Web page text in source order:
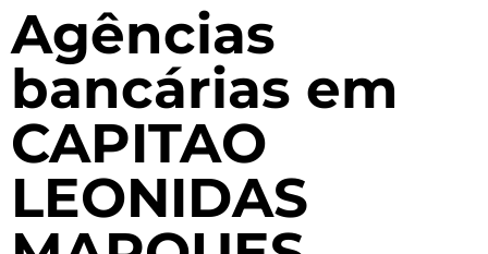
Agências
bancárias em
CAPITAO
LEONIDAS